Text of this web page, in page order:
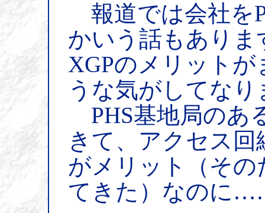
報道では会社を
かいう話もあり
XGPのメリット
うな気がしてなり
PHS基地局のあ
きて、アクセス回
がメリット（その
てきた）なのに